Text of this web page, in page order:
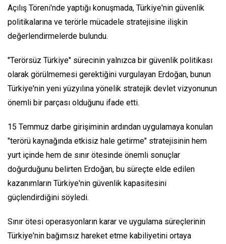
Açılış Töreni'nde yaptığı konuşmada, Türkiye'nin güvenlik
politikalarına ve terörle mücadele stratejisine ilişkin
değerlendirmelerde bulundu.
"Terörsüz Türkiye" sürecinin yalnızca bir güvenlik politikası
olarak görülmemesi gerektiğini vurgulayan Erdoğan, bunun
Türkiye'nin yeni yüzyılına yönelik stratejik devlet vizyonunun
önemli bir parçası olduğunu ifade etti.
15 Temmuz darbe girişiminin ardından uygulamaya konulan
"terörü kaynağında etkisiz hale getirme" stratejisinin hem
yurt içinde hem de sınır ötesinde önemli sonuçlar
doğurduğunu belirten Erdoğan, bu süreçte elde edilen
kazanımların Türkiye'nin güvenlik kapasitesini
güçlendirdiğini söyledi.
Sınır ötesi operasyonların karar ve uygulama süreçlerinin
Türkiye'nin bağımsız hareket etme kabiliyetini ortaya